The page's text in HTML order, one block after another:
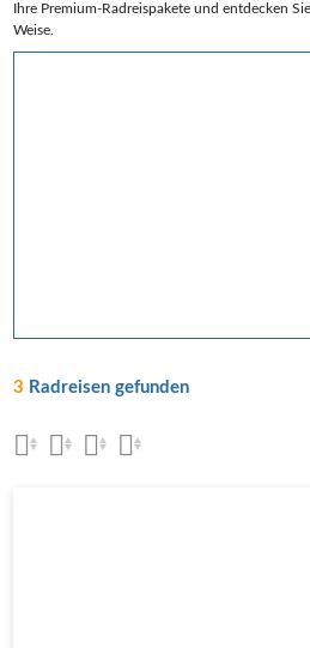
Ihre Premium-Radreispakete und entdecken
Weise.
3 Radreisen gefunden